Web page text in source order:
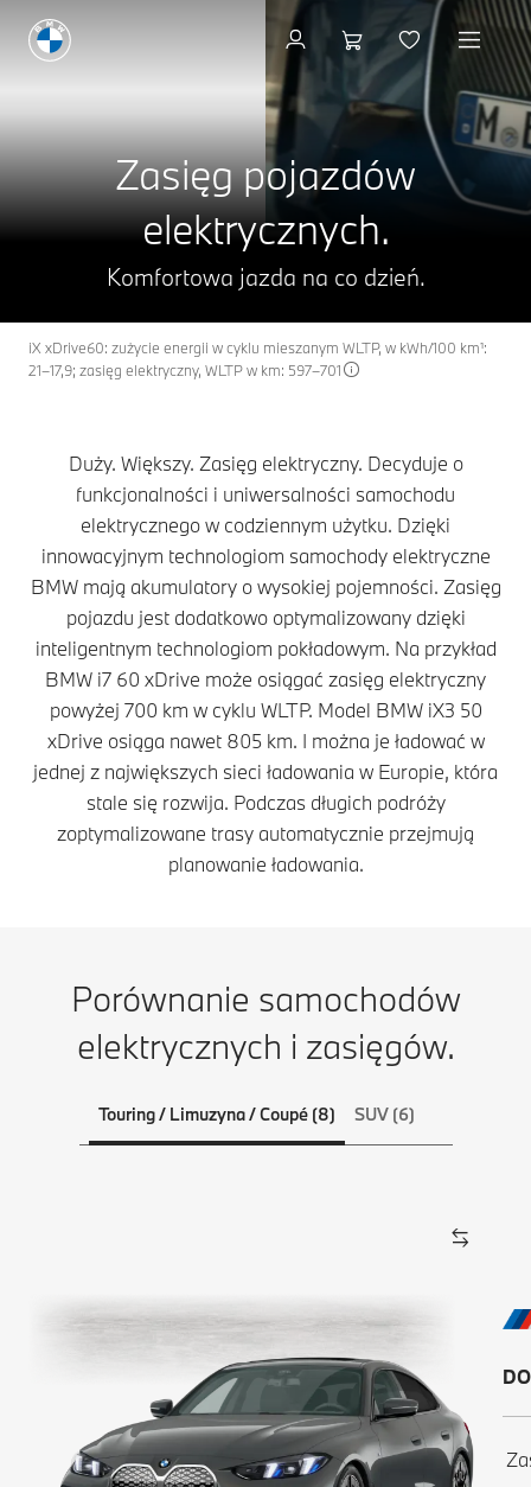
Zasięg pojazdów
elektrycznych.
Komfortowa jazda na co dzień.
iX xDrive60: zużycie energii w cyklu mieszanym WLTP, w kWh/100 km¹:
21–17,9; zasięg elektryczny, WLTP w km: 597–701
Umów się na jazdę
Duży. Większy. Zasięg elektryczny. Decyduje o
funkcjonalności i uniwersalności samochodu
elektrycznego w codziennym użytku. Dzięki
innowacyjnym technologiom samochody elektryczne
BMW mają akumulatory o wysokiej pojemności. Zasięg
pojazdu jest dodatkowo optymalizowany dzięki
inteligentnym technologiom pokładowym. Na przykład
BMW i7 60 xDrive może osiągać zasięg elektryczny
powyżej 700 km w cyklu WLTP. Model BMW iX3 50
xDrive osiąga nawet 805 km. I można je ładować w
jednej z największych sieci ładowania w Europie, która
stale się rozwija. Podczas długich podróży
zoptymalizowane trasy automatycznie przejmują
planowanie ładowania.
Porównanie samochodów
elektrycznych i zasięgów.
Touring / Limuzyna / Coupé (8) SUV (6)